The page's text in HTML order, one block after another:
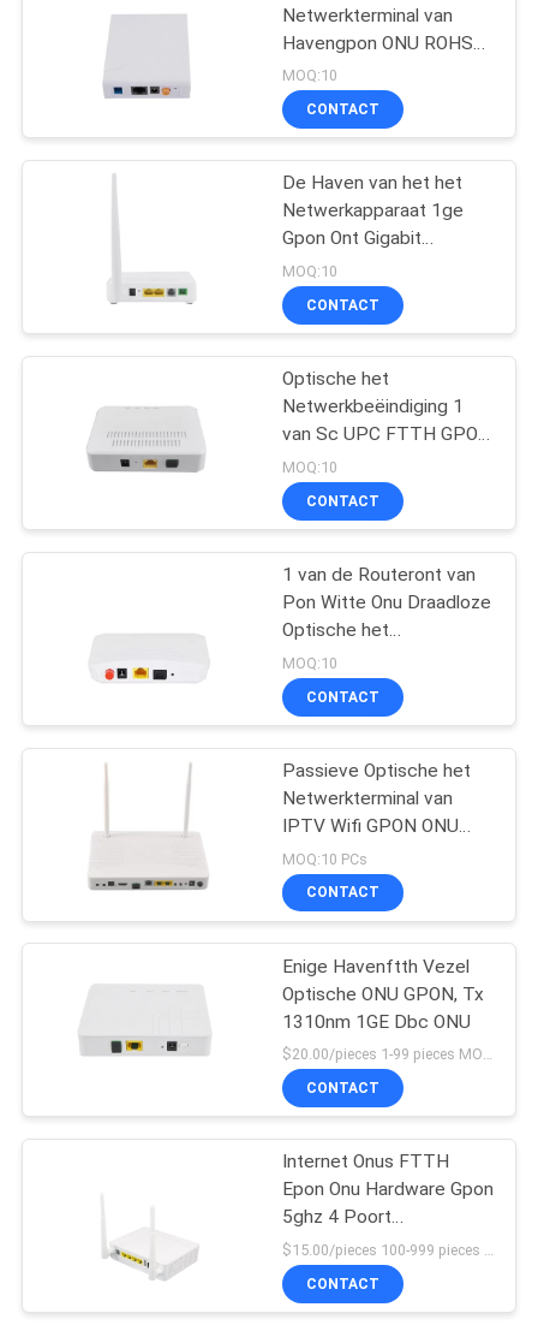
PRIVACY
POLICYvezel optische
snelle schakelaar
vezel optische plc
splitser
26
Doos van de vezel
de Optische
Distributie
24
Vezel Optische
Einddoos
het koord van het
mpoflard
Netwerkterminal van
Havengpon ONU ROHS
Gpon Optische Epon
ONT
MOQ:10
CONTACT
De Haven van het het
Netwerkapparaat 1ge
Gpon Ont Gigabit
Ethernet van FTTH 1tel
1fe Onu
MOQ:10
CONTACT
Optische het
Netwerkbeëindiging 1
van Sc UPC FTTH GPON
ONU Ont Pon
MOQ:10
CONTACT
1 van de Routeront van
Pon Witte Onu Draadloze
Optische het
Netwerkapc 0.5A
MOQ:10
CONTACT
Passieve Optische het
Netwerkterminal van
IPTV Wifi GPON ONU
FTTH Gigabit
MOQ:10 PCs
CONTACT
Enige Havenftth Vezel
Optische ONU GPON, Tx
1310nm 1GE Dbc ONU
$20.00/pieces 1-99 pieces MOQ:10 PCs
CONTACT
Internet Onus FTTH
Epon Onu Hardware Gpon
5ghz 4 Poort
1ge+3fe+1tel+Wifi Onu $15.00/pieces 100-999 pieces MOQ:100 stuks
CONTACT